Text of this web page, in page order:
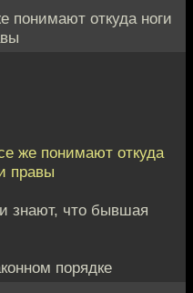
откуда ноги
же понимают откуда
правы
знают, что бывшая
порядке